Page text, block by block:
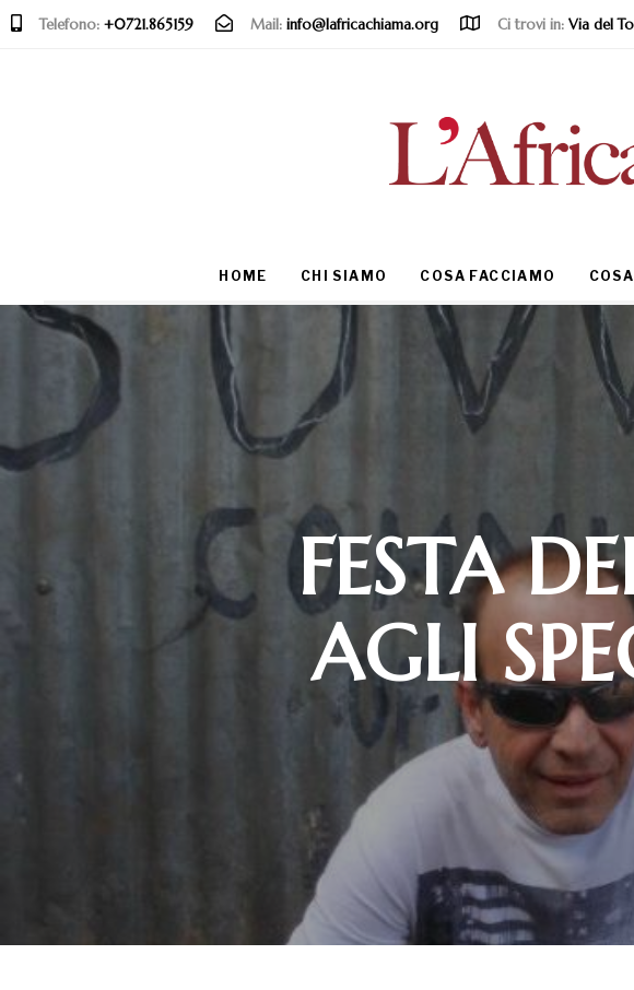
Telefono: +0721.865159 Mail: info@lafricachiama.org Ci trovi in: Via del
HOME CHI SIAMO COSA FACCIAMO
FESTA
AGLI